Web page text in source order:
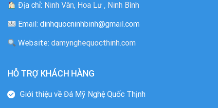
Địa chỉ: Ninh Vân, Hoa Lư , Ninh Bình
Email: dinhquocninhbinh@gmail.com
Website:damynghequocthinh.com
HỖ TRỢ KHÁCH HÀNG
Giới thiệu về Đá Mỹ Nghệ Quốc Thịnh